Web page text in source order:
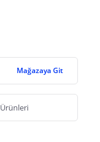
Mağazaya Git
Ürünleri